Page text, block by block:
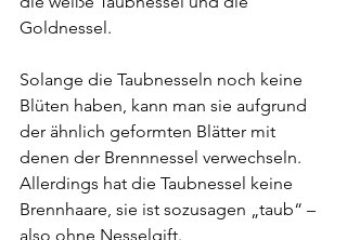
Goldnessel.
Solange die Taubnesseln noch keine
Blüten haben, kann man sie aufgrund
der ähnlich geformten Blätter mit
denen der Brennnessel verwechseln.
Allerdings hat die Taubnessel keine
Brennhaare, sie ist sozusagen „taub“ –
also ohne Nesselgift.